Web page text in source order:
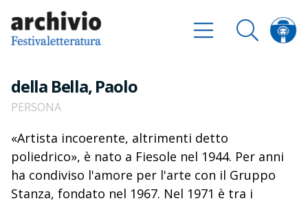
della Bella, Paolo
PERSONA
«Artista incoerente, altrimenti detto
poliedrico», è nato a Fiesole nel 1944. Per anni
ha condiviso l'amore per l'arte con il Gruppo
Stanza, fondato nel 1967. Nel 1971 è tra i